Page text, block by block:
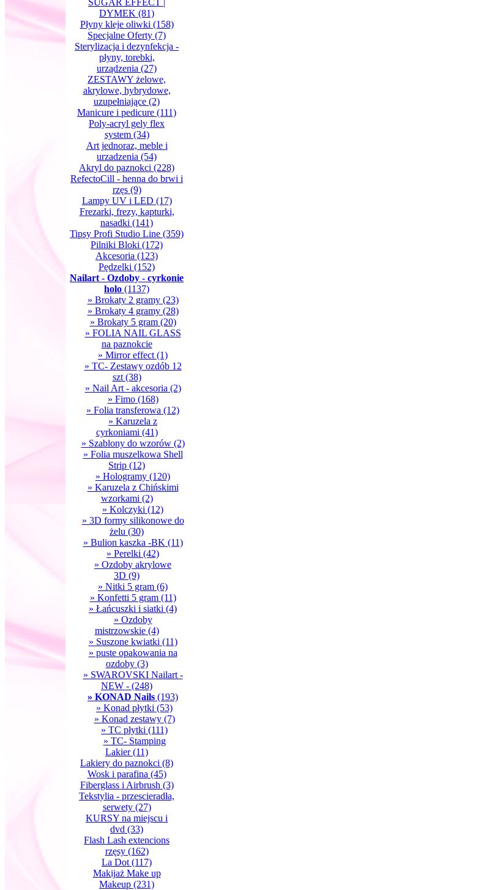
SUGAR EFFECT |
DYMEK (81)
Płyny kleje oliwki (158)
Specjalne Oferty (7)
Sterylizacja i dezynfekcja -
płyny, torebki,
urządzenia (27)
ZESTAWY żelowe,
akrylowe, hybrydowe,
uzupełniające (2)
Manicure i pedicure (111)
Poly-acryl gely flex
system(34)
Art jednoraz, meble i
urzadzenia (54)
Akryl do paznokci (228)
RefectoCill - henna do brwi i
rzęs(9)
Lampy UV i LED (17)
Frezarki, frezy, kapturki,
nasadki (141)
Tipsy Profi Studio Line (359)
Pilniki Bloki (172)
Akcesoria (123)
Pędzelki (152)
Nailart - Ozdoby - cyrkonie
holo (1137)
» Brokaty 2 gramy(23)
» Brokaty 4 gramy(28)
» Brokaty 5 gram(20)
» FOLIA NAIL GLASS
na paznokcie
» Mirror effect (1)
» TC- Zestawy ozdób 12
szt(38)
» Nail Art - akcesoria (2)
» Fimo(168)
» Folia transferowa (12)
» Karuzela z
cyrkoniami (41)
» Szablony do wzorów(2)
» Folia muszelkowa Shell
Strip (12)
» Hologramy (120)
» Karuzela z Chińskimi
wzorkami (2)
» Kolczyki (12)
» 3D formy silikonowe do
żelu (30)
» Bulion kaszka -BK (11)
» Perelki (42)
» Ozdoby akrylowe
3D (9)
» Nitki 5 gram (6)
» Konfetti 5 gram(11)
» Łańcuszki i siatki (4)
» Ozdoby
mistrzowskie(4)
» Suszone kwiatki (11)
» puste opakowania na
ozdoby(3)
» SWAROVSKI Nailart -
NEW - (248)
» KONAD Nails (193)
» Konad płytki (53)
» Konad zestawy(7)
» TC płytki (111)
» TC- Stamping
Lakier(11)
Lakiery do paznokci (8)
Wosk i parafina (45)
Fiberglass i Airbrush (3)
Tekstylia - przescieradła,
serwety(27)
KURSY na miejscu i
dvd (33)
Flash Lash extencions
rzęsy(162)
La Dot (117)
Makijaż Make up
Makeup (231)